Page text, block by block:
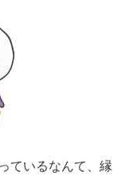
ているなんて、縁